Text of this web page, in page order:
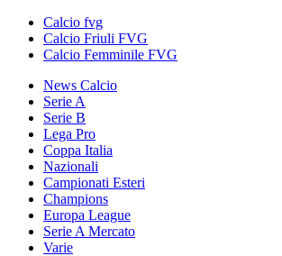
Calcio fvg
Calcio Friuli FVG
Calcio Femminile FVG
News Calcio
Serie A
Serie B
Lega Pro
Coppa Italia
Nazionali
Campionati Esteri
Champions
Europa League
Serie A Mercato
Varie